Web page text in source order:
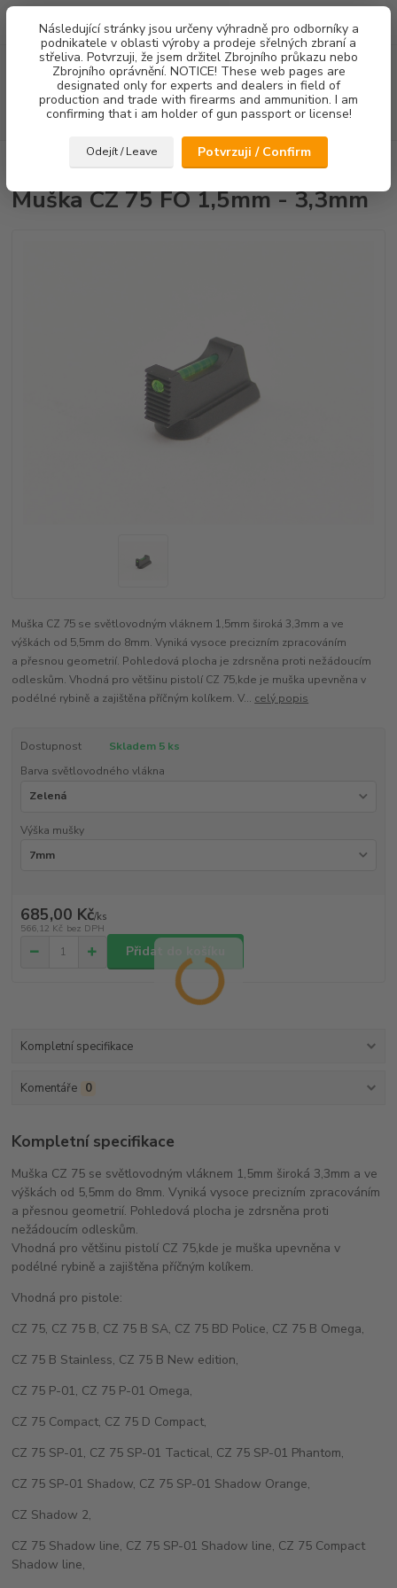
Následující stránky jsou určeny výhradně pro odborníky a
podnikatele v oblasti výroby a prodeje sřelných zbraní a
střeliva. Potvrzuji, že jsem držitel Zbrojního průkazu nebo
Zbrojního oprávnění. NOTICE! These web pages are
designated only for experts and dealers in field of
production and trade with firearms and ammunition. I am
confirming that i am holder of gun passport or license!
Odejít / Leave Potvrzuji / Confirm
Menu
Hledat
za0,00 Kč
Muška CZ 75 FO 1,5mm - 3,3mm
Muška CZ 75 FO 1,5mm - 3,3mm
Muška CZ 75 se světlovodným vláknem 1,5mm široká 3,3mm a ve
výškách od 5,5mm do 8mm. Vyniká vysoce precizním zpracováním
a přesnou geometrií. Pohledová plocha je zdrsněna proti nežádoucím
odleskům. Vhodná pro většinu pistolí CZ 75,kde je muška upevněna v
podélné rybině a zajištěna příčným kolíkem. V... celý popis
Dostupnost
Skladem 5 ks
Barva světlovodného vlákna
Výška mušky
685,00 Kč/ks
566,12 Kč bez DPH
Přidat do košíku
Kompletní specifikace
Komentáře 0
Kompletní specifikace
Muška CZ 75 se světlovodným vláknem 1,5mm široká 3,3mm a ve
výškách od 5,5mm do 8mm. Vyniká vysoce precizním zpracováním
a přesnou geometrií. Pohledová plocha je zdrsněna proti
nežádoucím odleskům.
Vhodná pro většinu pistolí CZ 75,kde je muška upevněna v
podélné rybině a zajištěna příčným kolíkem.
Vhodná pro pistole:
CZ 75, CZ 75 B, CZ 75 B SA, CZ 75 BD Police, CZ 75 B Omega,
CZ 75 B Stainless, CZ 75 B New edition,
CZ 75 P-01, CZ 75 P-01 Omega,
CZ 75 Compact, CZ 75 D Compact,
CZ 75 SP-01, CZ 75 SP-01 Tactical, CZ 75 SP-01 Phantom,
CZ 75 SP-01 Shadow, CZ 75 SP-01 Shadow Orange,
CZ Shadow 2,
CZ 75 Shadow line, CZ 75 SP-01 Shadow line, CZ 75 Compact
Shadow line,